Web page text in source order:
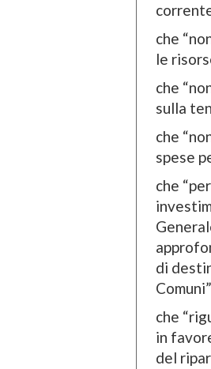
che
le
che
sulla
che
spese
che
di
che
in
del